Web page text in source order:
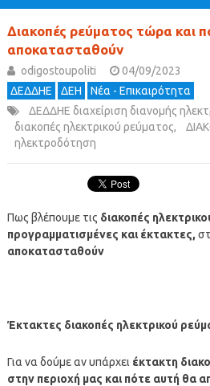
Διακοπές ρεύματος τώρα και
αποκατασταθούν
odigostoupoliti
04/09/2023
ΔΕΔΔΗΕ
ΔΕΗ
Νέα - Επικαιρότητα
ΔΕΔΔΗΕ διαχείριση διανομής
διακοπές ηλεκτρικού ρεύματος,
ηλεκτροδότηση
Πως βλέπουμε τις διακοπές
προγραμματισμένες και έκτακτες,
αποκατασταθούν
Έκτακτες διακοπές ηλεκτρικού
Για να δούμε αν υπάρχει έκτακτη
στην περιοχή μας και πότε αυτή θα